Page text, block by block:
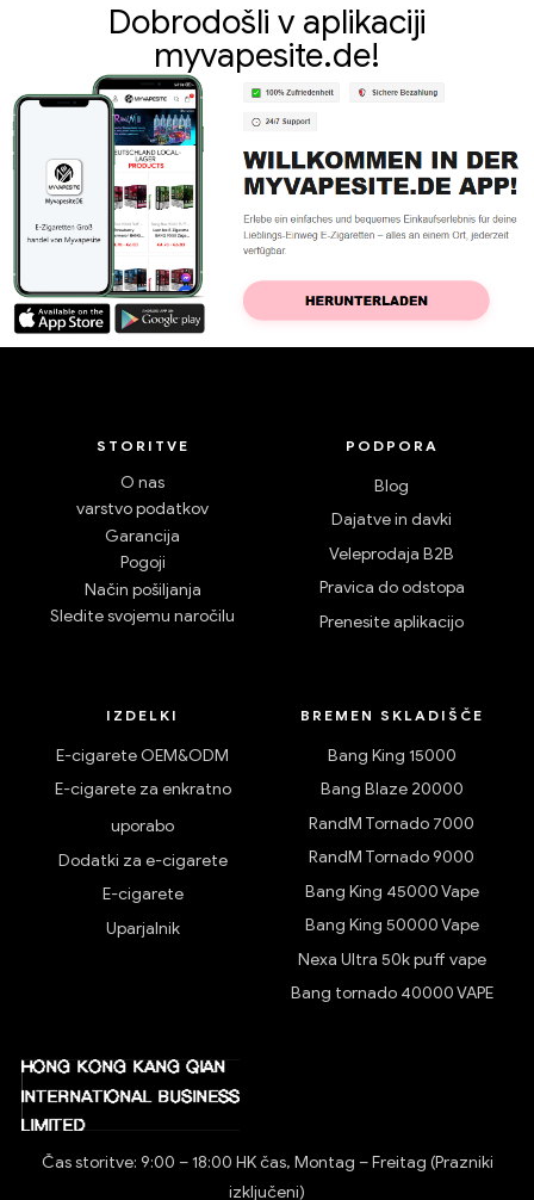
Dobrodošli v aplikaciji
myvapesite.de!
STORITVE
O nas
varstvo podatkov
Garancija
Pogoji
Način pošiljanja
Sledite svojemu naročilu
PODPORA
Blog
Dajatve in davki
Veleprodaja B2B
Pravica do odstopa
Prenesite aplikacijo
IZDELKI
E-cigarete OEM&ODM
E-cigarete za enkratno
uporabo
Dodatki za e-cigarete
E-cigarete
Uparjalnik
BREMEN SKLADIŠČE
Bang King 15000
Bang Blaze 20000
RandM Tornado 7000
RandM Tornado 9000
Bang King 45000 Vape
Bang King 50000 Vape
Nexa Ultra 50k puff vape
Bang tornado 40000 VAPE
Čas storitve: 9:00 – 18:00 HK čas, Montag – Freitag (Prazniki
izključeni)